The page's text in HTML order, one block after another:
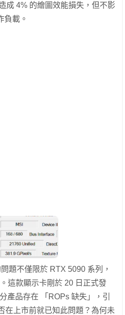
成 4% 的繪圖效能損失，但不影
負載。
題不僅限於 RTX 5090 系列，
這款顯示卡剛於 20 日正式發
產品存在 「ROPs 缺失」，引
在上市前就已知此問題？為何未